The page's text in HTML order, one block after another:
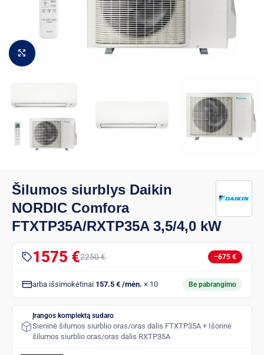
Padidinti vaizdą
Šilumos siurblys Daikin
NORDIC Comfora
FTXTP35A/RXTP35A 3,5/4,0 kW
1575 €2250 € −675 €
arba išsimokėtinai 157.5 € /mėn. × 10 Be pabrangimo
Įrangos komplektą sudaro
Sieninė šilumos siurblio oras/oras dalis FTXTP35A + Išorinė
šilumos siurblio oras/oras dalis RXTP35A